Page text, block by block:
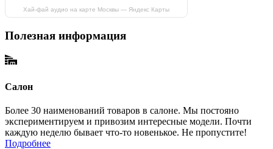
Хай-фай аудио на карте Москвы — Яндекс Карты
Полезная информация
Салон
Более 30 наименований товаров в салоне. Мы постояно
экспериментируем и привозим интересные модели. Почти
каждую неделю бывает что-то новенькое. Не пропустите!
Подробнее